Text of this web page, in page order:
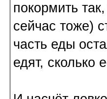
покормить
сейчас тоже)
часть еды
едят, сколько